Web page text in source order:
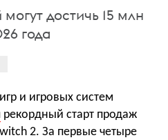
достичь 15 млн
года
и игровых систем
рекордный старт продаж
2. За первые четыре